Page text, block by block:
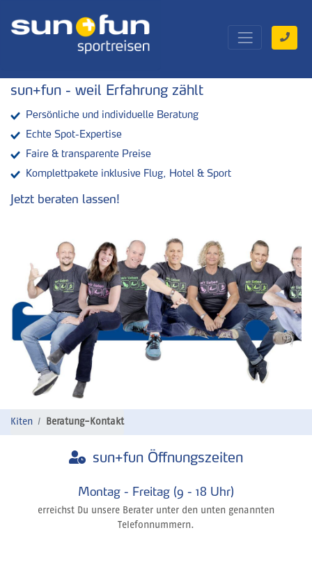
sun+fun - weil Erfahrung zählt
Persönliche und individuelle Beratung
Echte Spot-Expertise
Faire & transparente Preise
Komplettpakete inklusive Flug, Hotel & Sport
Jetzt beraten lassen!
Kiten Beratung-Kontakt
sun+fun Öffnungszeiten
Montag - Freitag (9 - 18 Uhr)
erreichst Du unsere Berater unter den unten genannten
Telefonnummern.